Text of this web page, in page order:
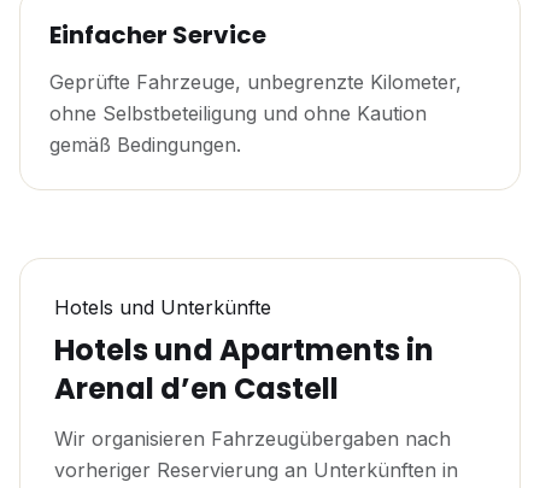
Einfacher Service
Geprüfte Fahrzeuge, unbegrenzte Kilometer,
ohne Selbstbeteiligung und ohne Kaution
gemäß Bedingungen.
Hotels und Unterkünfte
Hotels und Apartments in
Arenal d’en Castell
Wir organisieren Fahrzeugübergaben nach
vorheriger Reservierung an Unterkünften in